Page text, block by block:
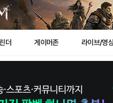
더 게이머존 라이브/영